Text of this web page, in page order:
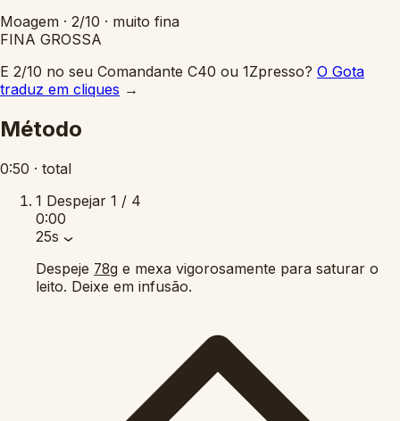
Moagem · 2/10 · muito fina
FINA GROSSA
E 2/10 no seu Comandante C40 ou 1Zpresso? O Gota
traduz em cliques →
Método
0:50 · total
1 Despejar 1 / 4
0:00
25s
Despeje 78g e mexa vigorosamente para saturar o
leito. Deixe em infusão.